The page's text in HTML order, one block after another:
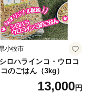
小牧市
ロハラインコ・ウロコ
のごはん（3kg）
13,000円